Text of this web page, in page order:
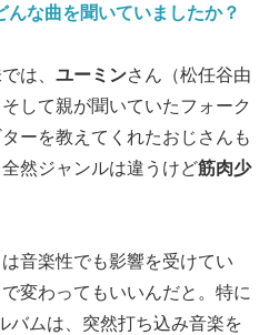
な曲を聞いていましたか？
は、 ユーミンさん（松任谷由
して親が聞いていたフォーク
ーを教えてくれたおじさんも
然ジャンルは違うけど筋肉少
音楽性でも影響を受けてい
変わってもいいんだと。特に
バムは、突然打ち込み音楽を